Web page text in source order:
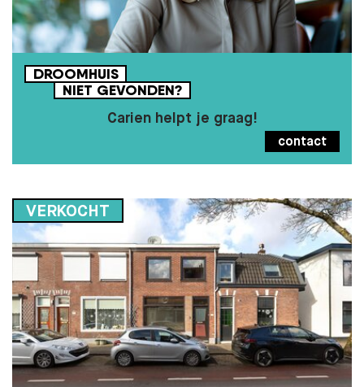
DROOMHUIS
NIET GEVONDEN?
Carien helpt je graag!
contact
VERKOCHT